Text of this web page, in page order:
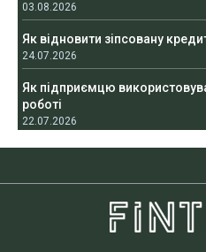
03.08.2026
Як відновити зіпсовану
24.07.2026
Як підприємцю
роботі
22.07.2026